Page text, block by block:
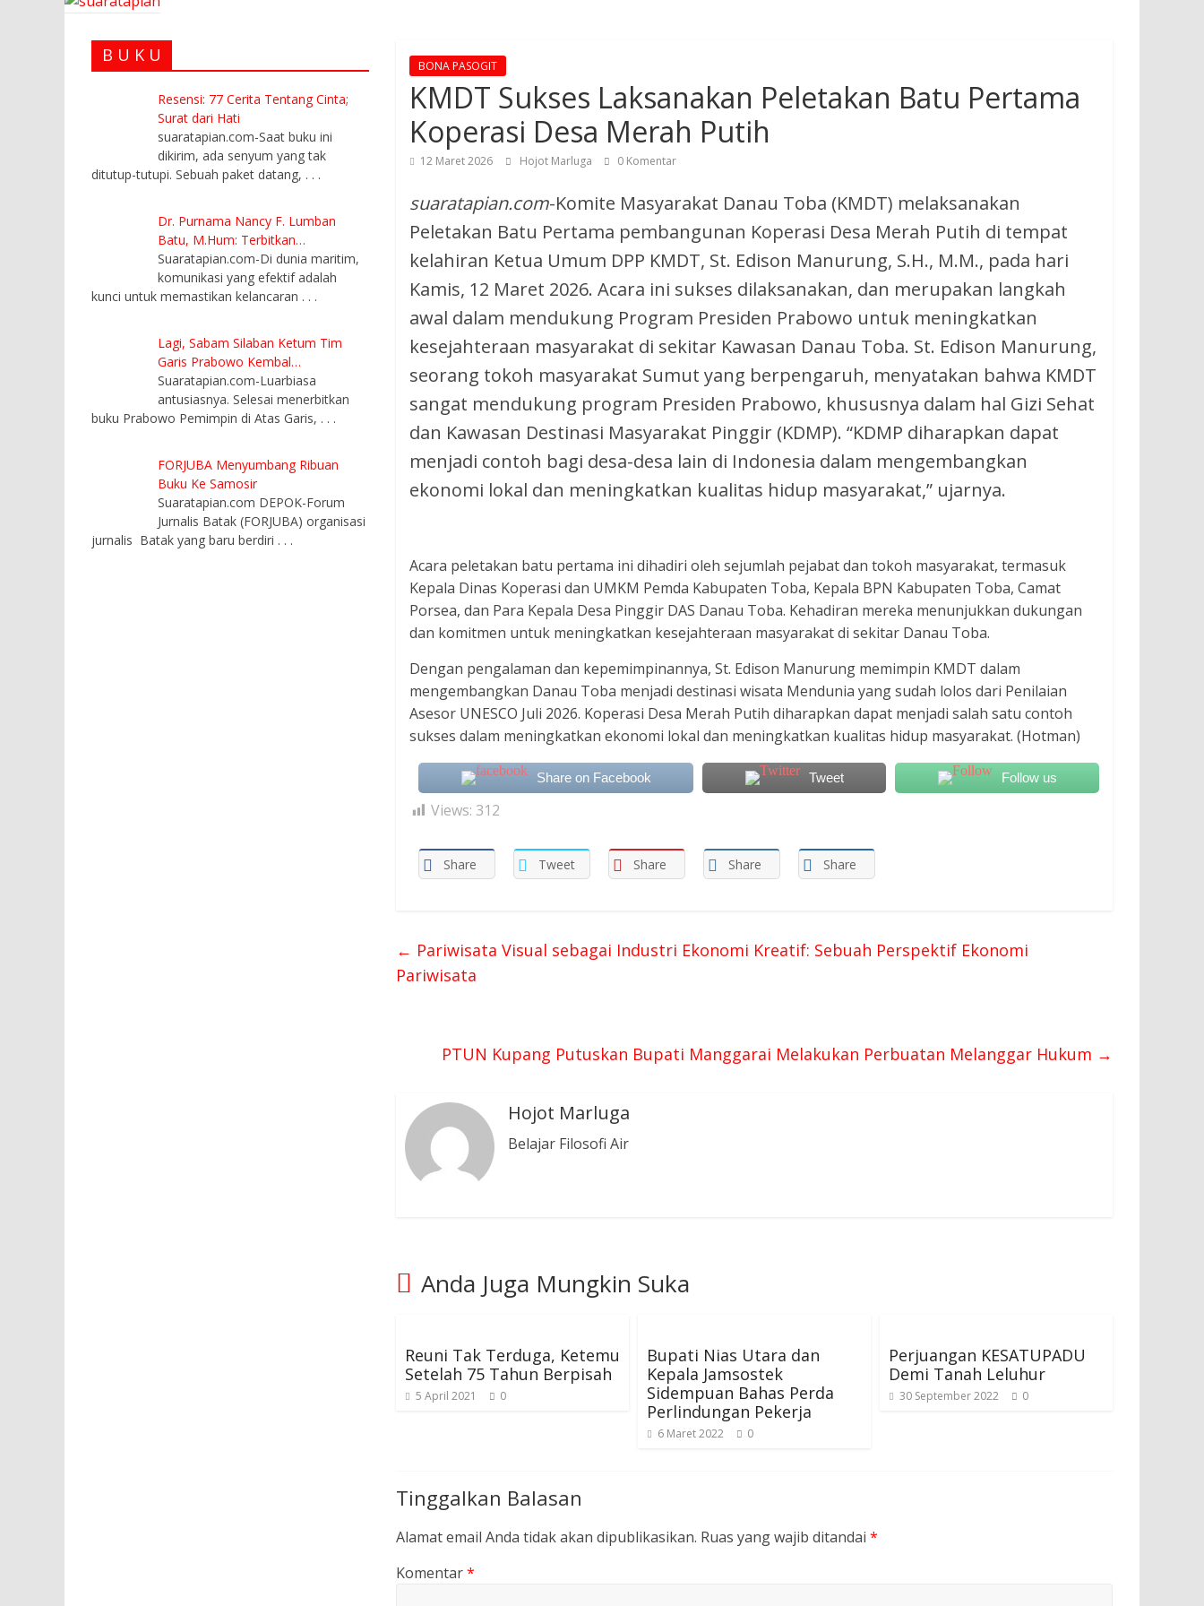
BONA PASOGIT
KMDT Sukses Laksanakan Peletakan Batu Pertama
Koperasi Desa Merah Putih
12 Maret 2026 Hojot Marluga 0 Komentar
suaratapian.com-Komite Masyarakat Danau Toba (KMDT) melaksanakan
Peletakan Batu Pertama pembangunan Koperasi Desa Merah Putih di tempat
kelahiran Ketua Umum DPP KMDT, St. Edison Manurung, S.H., M.M., pada hari
Kamis, 12 Maret 2026. Acara ini sukses dilaksanakan, dan merupakan langkah
awal dalam mendukung Program Presiden Prabowo untuk meningkatkan
kesejahteraan masyarakat di sekitar Kawasan Danau Toba. St. Edison Manurung,
seorang tokoh masyarakat Sumut yang berpengaruh, menyatakan bahwa KMDT
sangat mendukung program Presiden Prabowo, khususnya dalam hal Gizi Sehat
dan Kawasan Destinasi Masyarakat Pinggir (KDMP). “KDMP diharapkan dapat
menjadi contoh bagi desa-desa lain di Indonesia dalam mengembangkan
ekonomi lokal dan meningkatkan kualitas hidup masyarakat,” ujarnya.
Acara peletakan batu pertama ini dihadiri oleh sejumlah pejabat dan tokoh masyarakat, termasuk
Kepala Dinas Koperasi dan UMKM Pemda Kabupaten Toba, Kepala BPN Kabupaten Toba, Camat
Porsea, dan Para Kepala Desa Pinggir DAS Danau Toba. Kehadiran mereka menunjukkan dukungan
dan komitmen untuk meningkatkan kesejahteraan masyarakat di sekitar Danau Toba.
Dengan pengalaman dan kepemimpinannya, St. Edison Manurung memimpin KMDT dalam
mengembangkan Danau Toba menjadi destinasi wisata Mendunia yang sudah lolos dari Penilaian
Asesor UNESCO Juli 2026. Koperasi Desa Merah Putih diharapkan dapat menjadi salah satu contoh
sukses dalam meningkatkan ekonomi lokal dan meningkatkan kualitas hidup masyarakat. (Hotman)
Share on Facebook Tweet Follow us
Views: 312
Share Tweet Share Share Share
← Pariwisata Visual sebagai Industri Ekonomi Kreatif: Sebuah Perspektif Ekonomi
Pariwisata
PTUN Kupang Putuskan Bupati Manggarai Melakukan Perbuatan Melanggar Hukum →
Hojot Marluga
Belajar Filosofi Air
Anda Juga Mungkin Suka
Reuni Tak Terduga, Ketemu
Setelah 75 Tahun Berpisah
5 April 2021 0
Bupati Nias Utara dan
Kepala Jamsostek
Sidempuan Bahas Perda
Perlindungan Pekerja
6 Maret 2022 0
Perjuangan KESATUPADU
Demi Tanah Leluhur
30 September 2022 0
Tinggalkan Balasan
Alamat email Anda tidak akan dipublikasikan. Ruas yang wajib ditandai *
Komentar*
B U K U
Resensi: 77 Cerita Tentang Cinta;
Surat dari Hati
suaratapian.com-Saat buku ini
dikirim, ada senyum yang tak
ditutup-tutupi. Sebuah paket datang, . . .
Dr. Purnama Nancy F. Lumban
Batu, M.Hum: Terbitkan…
Suaratapian.com-Di dunia maritim,
komunikasi yang efektif adalah
kunci untuk memastikan kelancaran . . .
Lagi, Sabam Silaban Ketum Tim
Garis Prabowo Kembal…
Suaratapian.com-Luarbiasa
antusiasnya. Selesai menerbitkan
buku Prabowo Pemimpin di Atas Garis, . . .
FORJUBA Menyumbang Ribuan
Buku Ke Samosir
Suaratapian.com DEPOK-Forum
Jurnalis Batak (FORJUBA) organisasi
jurnalis Batak yang baru berdiri . . .